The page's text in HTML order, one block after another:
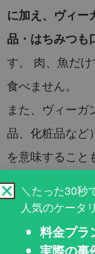
に加え、ヴィー
品・はちみつも
す。 肉、魚だ
食べません。
また、ヴィー
品、化粧品など
を意味すること
倫理的な理由、
れることが多い
＼たった30秒
人気のケータ
料金プラ
実際の事